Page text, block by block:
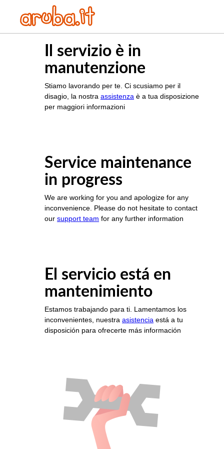
Il servizio è in
manutenzione
Stiamo lavorando per te. Ci scusiamo per il
disagio, la nostra assistenza è a tua disposizione
per maggiori informazioni
Service maintenance
in progress
We are working for you and apologize for any
inconvenience. Please do not hesitate to contact
our support team for any further information
El servicio está en
mantenimiento
Estamos trabajando para ti. Lamentamos los
inconvenientes, nuestra asistencia está a tu
disposición para ofrecerte más información